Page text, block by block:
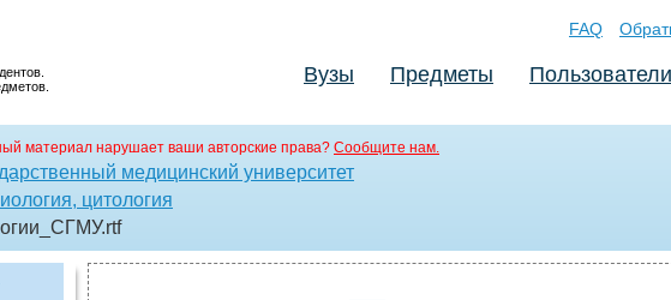
FAQ
Вузы Предметы Пользователи
материал нарушает ваши авторские права? Сообщите нам.
медицинский университет
цитология
.rtf